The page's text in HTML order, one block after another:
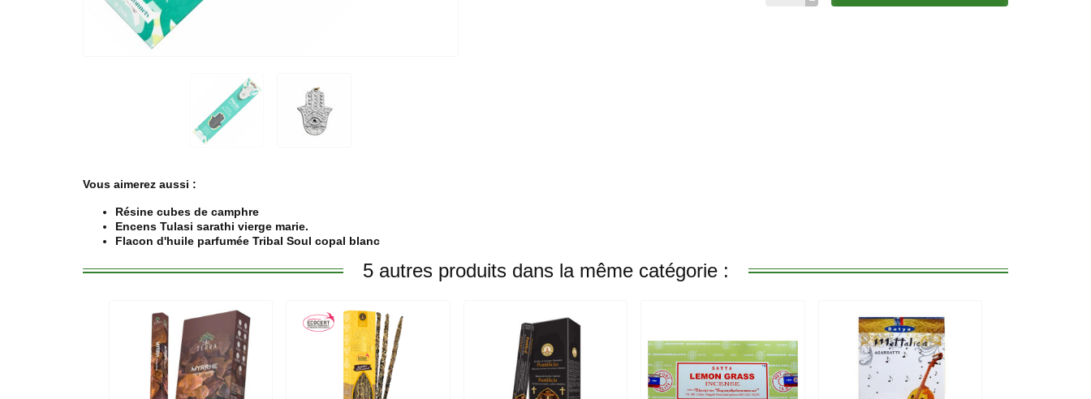
Vous aimerez aussi :
Résine cubes de camphre
Encens Tulasi sarathi vierge marie.
Flacon d'huile parfumée Tribal Soul copal blanc
5 autres produits dans la même catégorie :